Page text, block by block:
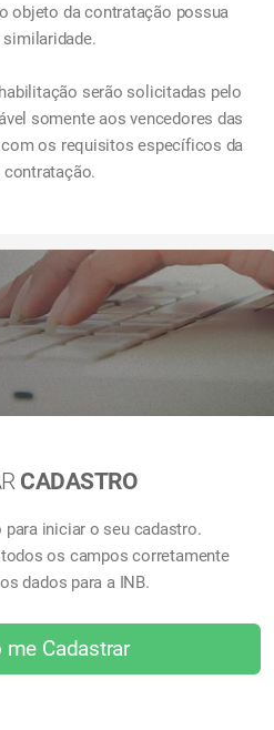
objeto da contratação possua
similaridade.
serão solicitadas pelo
somente aos vencedores das
os requisitos específicos da
contratação.
CADASTRO
iniciar o seu cadastro.
os campos corretamente
dados para a INB.
Frequentes
sobre o Portal.
me Cadastrar